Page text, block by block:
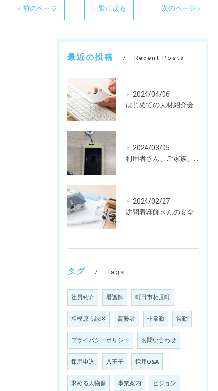
< 前のページ 一覧に戻る 次のページ >
最近の投稿 Recent Posts
2024/04/06
2024/03/05
2024/02/27
訪問看護師さんの安全
タグ Tags
社員紹介 看護師 町田市相原町
相模原市緑区 高齢者 非常勤 常勤
プライバシーポリシー お問い合わせ
採用申込 八王子 採用Q&A
求める人物像 事業案内 ビジョン